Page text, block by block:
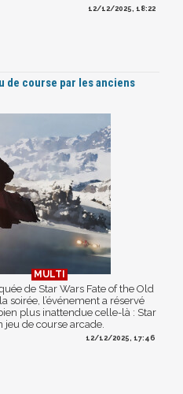
12/12/2025, 18:22
de course par les anciens
de Star Wars Fate of the Old
soirée, l’événement a réservé
plus inattendue celle-là : Star
jeu de course arcade.
12/12/2025, 17:46